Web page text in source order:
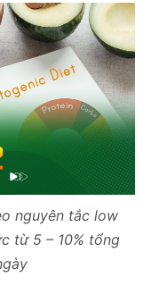
nguyên tắc low
từ 5 – 10% tổng